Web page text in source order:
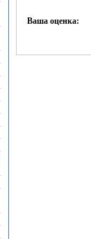
Ваша оценка: